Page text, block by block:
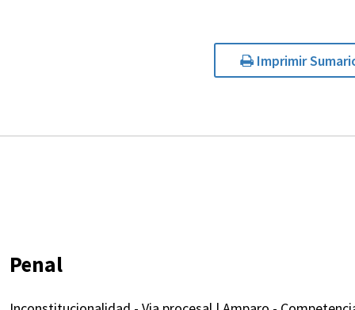
Imprimir
Penal